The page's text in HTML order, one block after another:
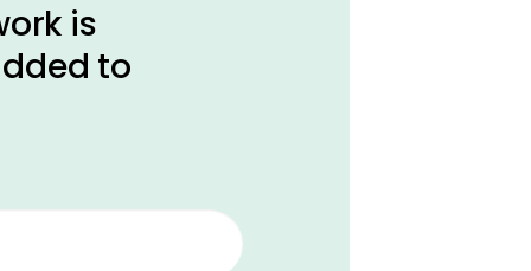
is
to